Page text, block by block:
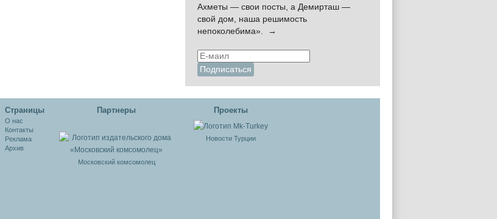
Ахметы — свои посты, а Демирташ —
свой дом, наша решимость
непоколебима». →
Cтраницы
О нас
Контакты
Реклама
Архив
Партнеры
Московский комсомолец
Проекты
Новости Турции